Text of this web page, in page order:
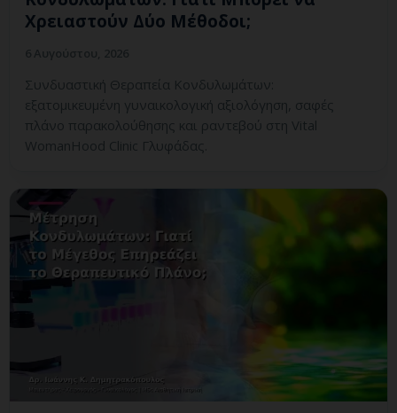
Χρειαστούν Δύο Μέθοδοι;
Συνδυαστική Θεραπεία Κονδυλωμάτων:
εξατομικευμένη γυναικολογική αξιολόγηση, σαφές
πλάνο παρακολούθησης και ραντεβού στη Vital
WomanHood Clinic Γλυφάδας.